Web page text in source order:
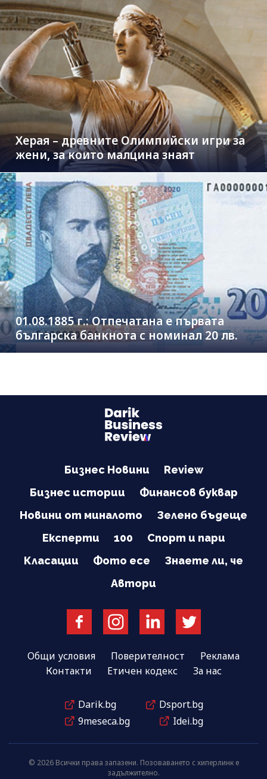
Херая – древните Олимпийски игри за
жени, за които малцина знаят
01.08.1885 г.: Отпечатана е първата
българска банкнота с номинал 20 лв.
Бизнес Новини
Review
Бизнес истории
Финансов буквар
Новини от миналото
Зелено бъдеще
Експерти
100
Спорт и пари
Класации
Фото есе
Знаете ли, че
Автори
Общи условия Поверителност
Реклама
Контакти
Етичен кодекс За нас
Darik.bg
Dsport.bg
9meseca.bg
Idei.bg
© 2026 Всички права запазени. Позоваването с хиперлинк е
задължително.